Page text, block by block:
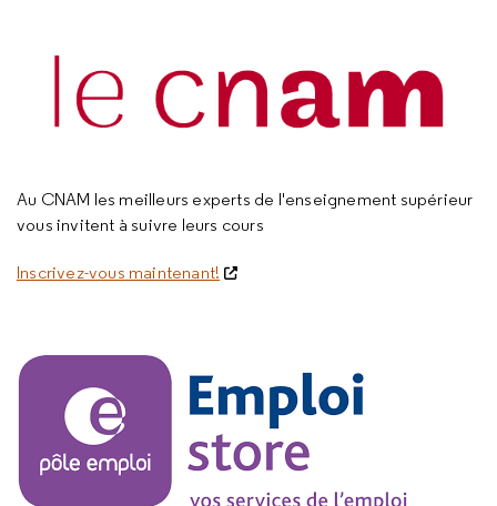
Au CNAM les meilleurs experts de l'enseignement supérieur
vous invitent à suivre leurs cours
Inscrivez-vous maintenant!